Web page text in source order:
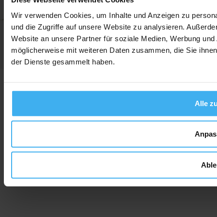
Wir verwenden Cookies, um Inhalte und Anzeigen zu
und die Zugriffe auf unsere Website zu analysieren.
Website an unsere Partner für soziale Medien, Werbung
möglicherweise mit weiteren Daten zusammen, die Sie
der Dienste gesammelt haben.
Alle